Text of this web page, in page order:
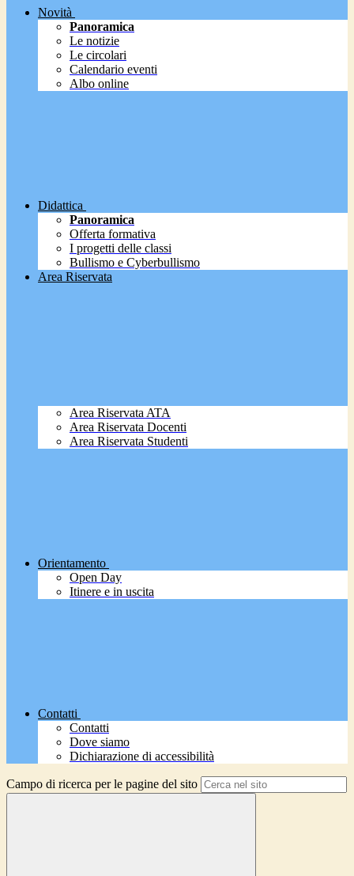
Novità
Panoramica
Le notizie
Le circolari
Calendario eventi
Albo online
Didattica
Panoramica
Offerta formativa
I progetti delle classi
Bullismo e Cyberbullismo
Area Riservata
Area Riservata ATA
Area Riservata Docenti
Area Riservata Studenti
Orientamento
Open Day
Itinere e in uscita
Contatti
Contatti
Dove siamo
Dichiarazione di accessibilità
Campo di ricerca per le pagine del sito